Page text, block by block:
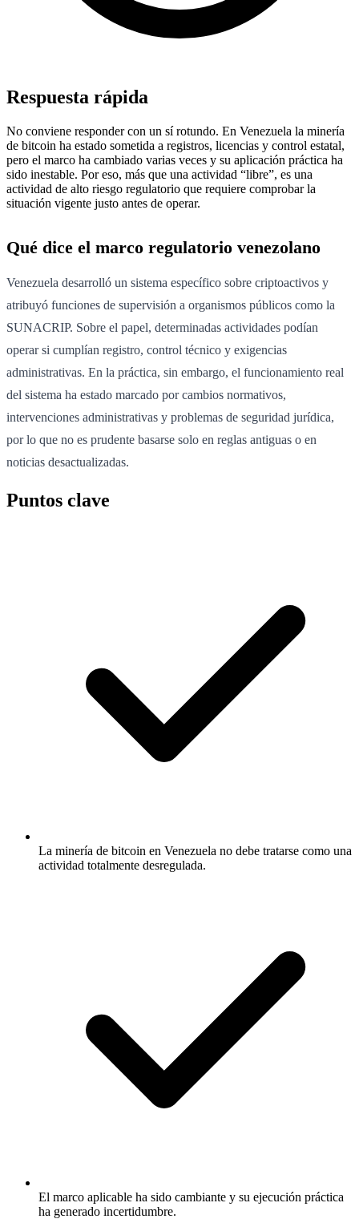
Respuesta rápida
No conviene responder con un sí rotundo. En Venezuela la minería
de bitcoin ha estado sometida a registros, licencias y control estatal,
pero el marco ha cambiado varias veces y su aplicación práctica ha
sido inestable. Por eso, más que una actividad “libre”, es una
actividad de alto riesgo regulatorio que requiere comprobar la
situación vigente justo antes de operar.
Qué dice el marco regulatorio venezolano
Venezuela desarrolló un sistema específico sobre criptoactivos y
atribuyó funciones de supervisión a organismos públicos como la
SUNACRIP. Sobre el papel, determinadas actividades podían
operar si cumplían registro, control técnico y exigencias
administrativas. En la práctica, sin embargo, el funcionamiento real
del sistema ha estado marcado por cambios normativos,
intervenciones administrativas y problemas de seguridad jurídica,
por lo que no es prudente basarse solo en reglas antiguas o en
noticias desactualizadas.
Puntos clave
La minería de bitcoin en Venezuela no debe tratarse como una
actividad totalmente desregulada.
El marco aplicable ha sido cambiante y su ejecución práctica
ha generado incertidumbre.